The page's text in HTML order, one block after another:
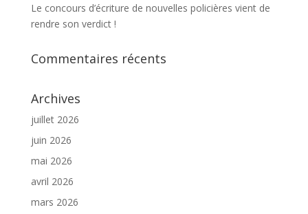
Le concours d’écriture de nouvelles policières vient de
rendre son verdict !
Commentaires récents
Archives
juillet 2026
juin 2026
mai 2026
avril 2026
mars 2026